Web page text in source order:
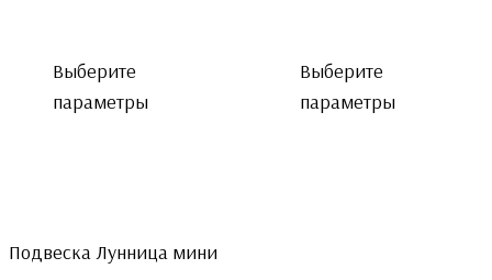
Выберите
параметры
Подвеска Лунница мини
Выберите
параметры